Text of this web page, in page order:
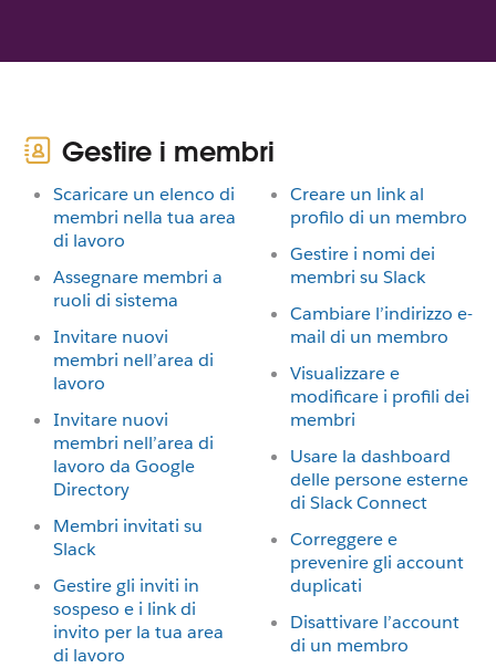
Gestire i membri
Scaricare un elenco di
membri nella tua area
di lavoro
Assegnare membri a
ruoli di sistema
Invitare nuovi
membri nell’area di
lavoro
Invitare nuovi
membri nell’area di
lavoro da Google
Directory
Membri invitati su
Slack
Gestire gli inviti in
sospeso e i link di
invito per la tua area
di lavoro
Creare un link al
profilo di un membro
Gestire i nomi dei
membri su Slack
Cambiare l’indirizzo e-
mail di un membro
Visualizzare e
modificare i profili dei
membri
Usare la dashboard
delle persone esterne
di Slack Connect
Correggere e
prevenire gli account
duplicati
Disattivare l’account
di un membro